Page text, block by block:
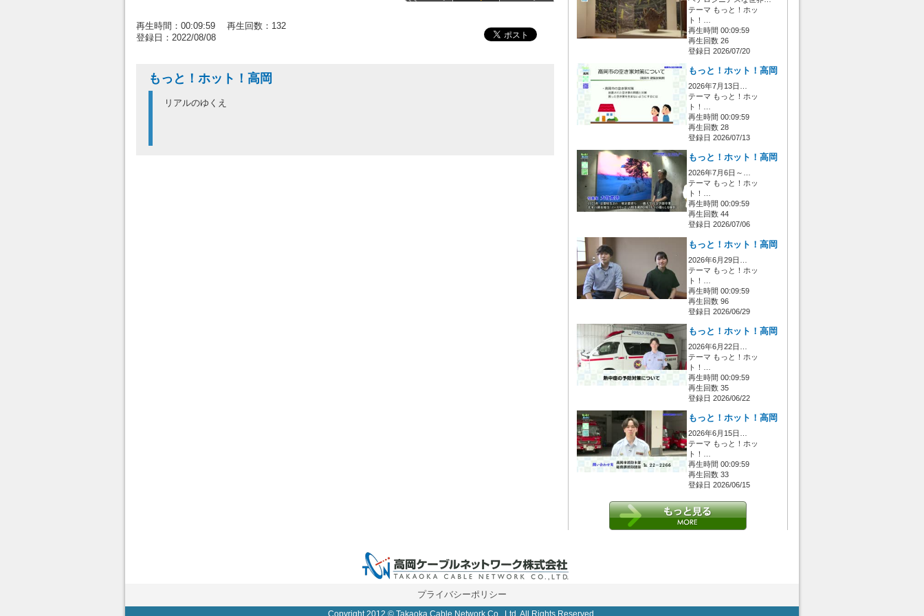
再生時間：00:09:59 再生回数：132
登録日：2022/08/08
もっと！ホット！高岡
リアルのゆくえ
テーマ もっと！ホッ
ト！…
再生時間 00:09:59
再生回数 26
登録日 2026/07/20
もっと！ホット！高岡
2026年7月13日…
テーマ もっと！ホッ
ト！…
再生時間 00:09:59
再生回数 28
登録日 2026/07/13
もっと！ホット！高岡
2026年7月6日～…
テーマ もっと！ホッ
ト！…
再生時間 00:09:59
再生回数 44
登録日 2026/07/06
もっと！ホット！高岡
2026年6月29日…
テーマ もっと！ホッ
ト！…
再生時間 00:09:59
再生回数 96
登録日 2026/06/29
もっと！ホット！高岡
2026年6月22日…
テーマ もっと！ホッ
ト！…
再生時間 00:09:59
再生回数 35
登録日 2026/06/22
もっと！ホット！高岡
2026年6月15日…
テーマ もっと！ホッ
ト！…
再生時間 00:09:59
再生回数 33
登録日 2026/06/15
プライバシーポリシー
Copyright 2012 © Takaoka Cable Network Co., Ltd. All Rights Reserved.